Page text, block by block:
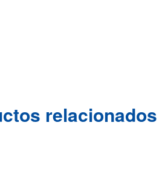
relacionados